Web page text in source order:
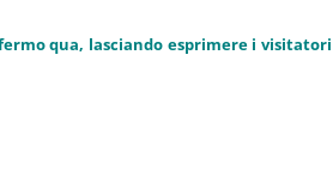
qua, lasciando esprimere i visitatori